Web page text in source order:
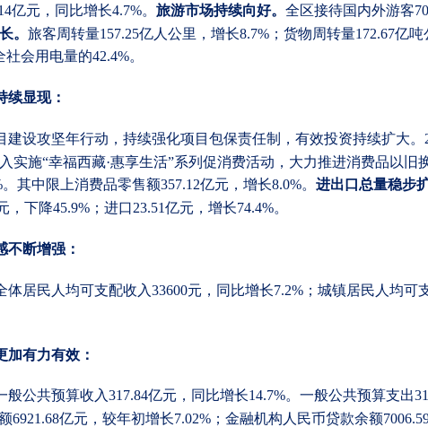
亿元，同比增长4.7%。 旅游市场持续向好。 全区接待国内外游客
。 旅客周转量157.25亿人公里，增长8.7%；货物周转量172.67亿吨
会用电量的42.4%。
续显现：
建设攻坚年行动，持续强化项目包保责任制，有效投资持续扩大。
实施“幸福西藏·惠享生活”系列促消费活动，大力推进消费品以旧
其中限上消费品零售额357.12亿元，增长8.0%。 进出口总量稳步扩
，下降45.9%；进口23.51亿元，增长74.4%。
不断增强：
体居民人均可支配收入33600元，同比增长7.2%；城镇居民人均可
加有力有效：
般公共预算收入317.84亿元，同比增长14.7%。一般公共预算支出
6921.68亿元，较年初增长7.02%；金融机构人民币贷款余额